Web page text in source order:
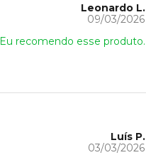
Leonardo L.
09/03/2026
Eu recomendo esse produto.
Luís P.
03/03/2026